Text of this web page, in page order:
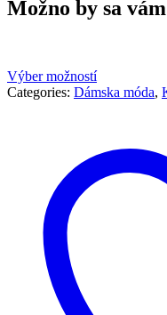
Možno by sa
Výber možností
Categories: Dámska móda,